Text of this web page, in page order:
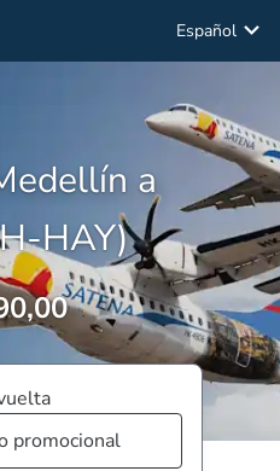
Español
a
HAY)